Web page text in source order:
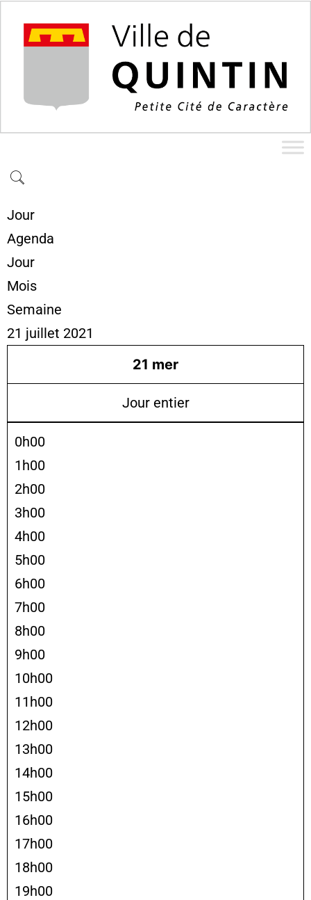
Jour
Agenda
Jour
Mois
Semaine
21 juillet 2021
21 mer
Jour entier
0h00
1h00
2h00
3h00
4h00
5h00
6h00
7h00
8h00
9h00
10h00
11h00
12h00
13h00
14h00
15h00
16h00
17h00
18h00
19h00